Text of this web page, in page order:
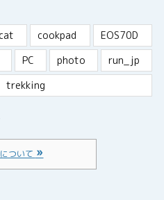
cat cookpad
EOS70D
PC photo
run_jp
trekking
ついて